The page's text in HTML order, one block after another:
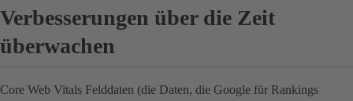
Verbesserungen über die Zeit
überwachen
Core Web Vitals Felddaten (die Daten, die Google für Rankings